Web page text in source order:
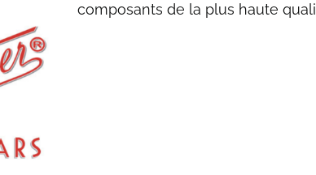
composants de la plus haute